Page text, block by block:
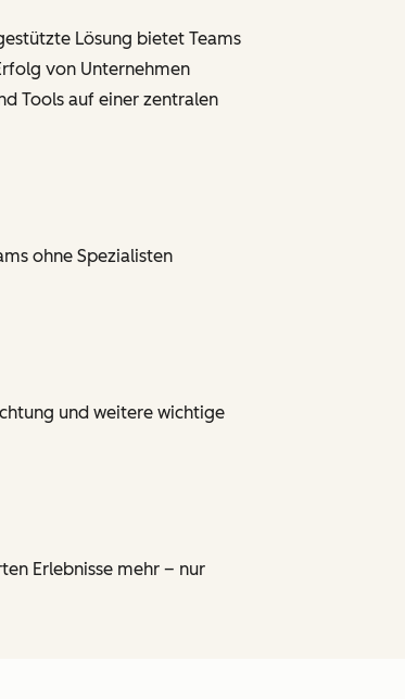
Lösung bietet Teams
von Unternehmen
Tools auf einer zentralen
ohne Spezialisten
und weitere wichtige
Erlebnisse mehr – nur